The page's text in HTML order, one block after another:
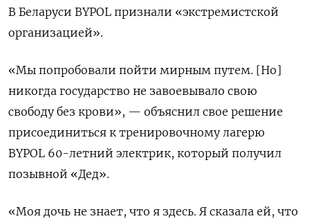
В Беларуси BYPOL признали «экстремистской
организацией».
«Мы попробовали пойти мирным путем. [Но]
никогда государство не завоевывало свою
свободу без крови», — объяснил свое решение
присоединиться к тренировочному лагерю
BYPOL 60-летний электрик, который получил
позывной «Дед».
«Моя дочь не знает, что я здесь. Я сказала ей, что